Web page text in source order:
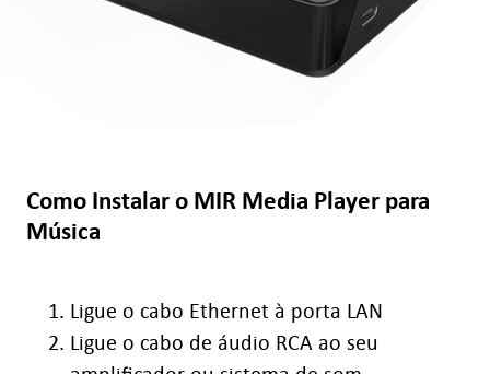
Como Instalar o MIR Media Player para
Música
Ligue o cabo Ethernet à porta LAN
Ligue o cabo de áudio RCA ao seu